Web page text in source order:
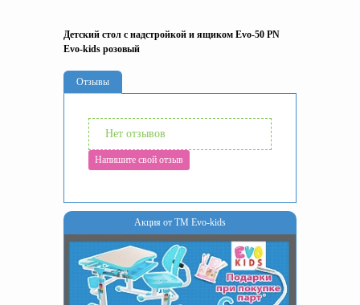
Детский стол с надстройкой и ящиком Evo-50 PN
Evo-kids розовый
Отзывы
Нет отзывов
Напишите свой отзыв
Акция от ТМ Evo-kids